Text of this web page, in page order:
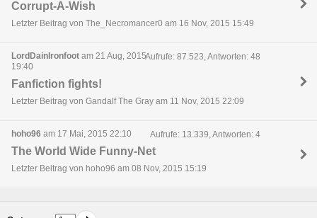
Corrupt-A-Wish
Letzter Beitrag von The_Necromancer0 am 16 Nov, 2015 15:49
LordDainIronfoot am 21 Aug, 2015
19:40
Aufrufe: 87.523, Antworten: 48
Fanfiction fights!
Letzter Beitrag von Gandalf The Gray am 11 Nov, 2015 22:09
hoho96 am 17 Mai, 2015 22:10 Aufrufe: 13.339, Antworten: 4
The World Wide Funny-Net
Letzter Beitrag von hoho96 am 08 Nov, 2015 15:19